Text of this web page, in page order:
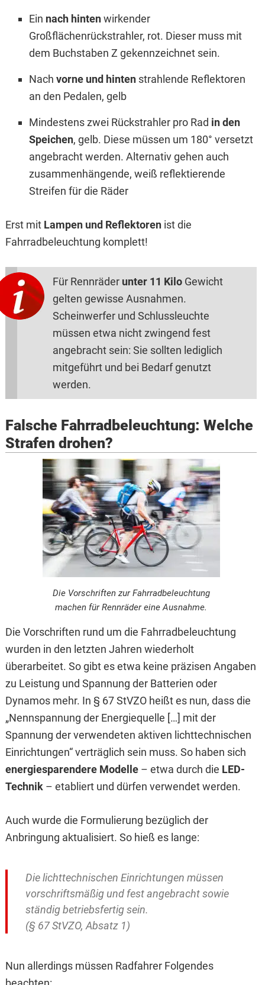
Ein nach hintenwirkender
Großflächenrückstrahler, rot. Dieser muss mit
dem Buchstaben Z gekennzeichnet sein.
Nach vorne und hintenstrahlende Reflektoren
an den Pedalen, gelb
Mindestens zwei Rückstrahler pro Rad in den
Speichen, gelb. Diese müssen um 180° versetzt
angebracht werden. Alternativ gehen auch
zusammenhängende, weiß reflektierende
Streifen für die Räder
Erst mit Lampen und Reflektorenist die
Fahrradbeleuchtung komplett!
Für Rennräder unter 11 KiloGewicht
gelten gewisse Ausnahmen.
Scheinwerfer und Schlussleuchte
müssen etwa nicht zwingend fest
angebracht sein: Sie sollten lediglich
mitgeführt und bei Bedarf genutzt
werden.
Falsche Fahrradbeleuchtung: Welche
Strafen drohen?
Die Vorschriften zur Fahrradbeleuchtung
machen für Rennräder eine Ausnahme.
Die Vorschriften rund um die Fahrradbeleuchtung
wurden in den letzten Jahren wiederholt
überarbeitet. So gibt es etwa keine präzisen Angaben
zu Leistung und Spannung der Batterien oder
Dynamos mehr. In § 67 StVZO heißt es nun, dass die
„Nennspannung der Energiequelle […] mit der
Spannung der verwendeten aktiven lichttechnischen
Einrichtungen“ verträglich sein muss. So haben sich
energiesparendere Modelle– etwa durch die LED-
Technik– etabliert und dürfen verwendet werden.
Auch wurde die Formulierung bezüglich der
Anbringung aktualisiert. So hieß es lange:
Die lichttechnischen Einrichtungen müssen
vorschriftsmäßig und fest angebracht sowie
ständig betriebsfertig sein.
(§ 67 StVZO, Absatz 1)
Nun allerdings müssen Radfahrer Folgendes